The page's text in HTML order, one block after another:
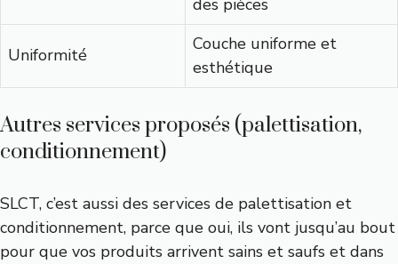
des pièces
Uniformité
Couche uniforme et
esthétique
Autres services proposés (palettisation,
conditionnement)
SLCT, c’est aussi des services de palettisation et
conditionnement, parce que oui, ils vont jusqu’au bout
pour que vos produits arrivent sains et saufs et dans